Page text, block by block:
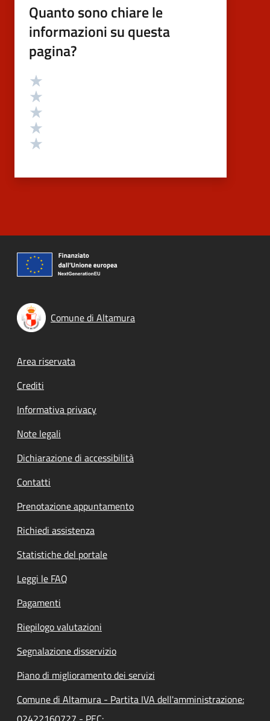
Quanto sono chiare le
informazioni su questa
pagina?
Valutazione
Comune di Altamura
Footer menu
Area riservata
Crediti
Informativa privacy
Note legali
Dichiarazione di accessibilità
Contatti
Prenotazione appuntamento
Richiedi assistenza
Statistiche del portale
Leggi le FAQ
Pagamenti
Riepilogo valutazioni
Segnalazione disservizio
Piano di miglioramento dei servizi
Comune di Altamura - Partita IVA dell'amministrazione: